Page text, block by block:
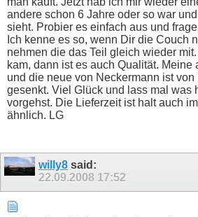
andere schon 6 Jahre oder so war
sieht. Probier es einfach aus und
Ich kenne es so, wenn Dir die Couch
nehmen die das Teil gleich wieder
kam, dann ist es auch Qualität. Meine
und die neue von Neckermann ist
gesenkt. Viel Glück und lass mal was
vorgehst. Die Lieferzeit ist halt auch
ähnlich. LG
willy8 said:
22.09.2008 17:52